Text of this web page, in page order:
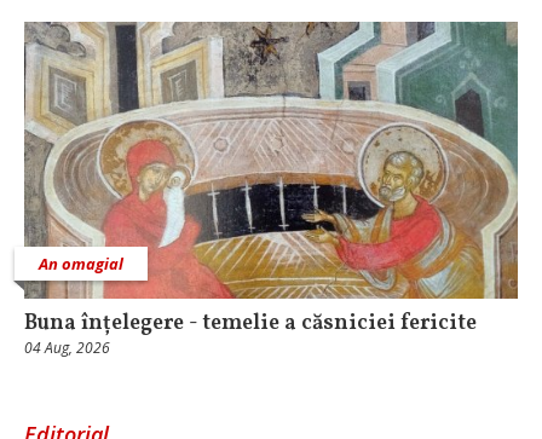
An omagial
Buna înțelegere - temelie a căsniciei fericite
04 Aug, 2026